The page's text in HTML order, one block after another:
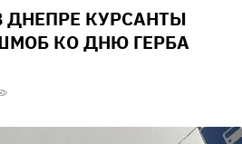
ДНЕПРЕ КУРСАНТЫ
КО ДНЮ ГЕРБА